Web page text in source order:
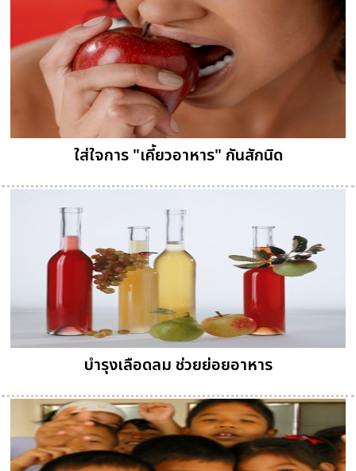
ใส่ใจการ "เคี้ยวอาหาร" กันสักนิด
บำรุงเลือดลม ช่วยย่อยอาหาร